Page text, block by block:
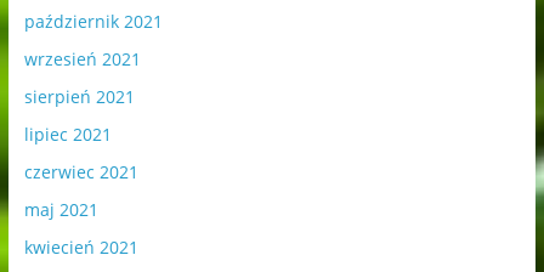
październik 2021
wrzesień 2021
sierpień 2021
lipiec 2021
czerwiec 2021
maj 2021
kwiecień 2021